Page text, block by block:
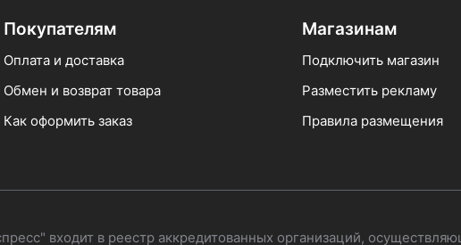
Покупателям
Оплата и доставка
Обмен и возврат товара
Как оформить заказ
Магазинам
Подключить магазин
Разместить рекламу
Правила размещения
входит в реестр аккредитованных организаций,